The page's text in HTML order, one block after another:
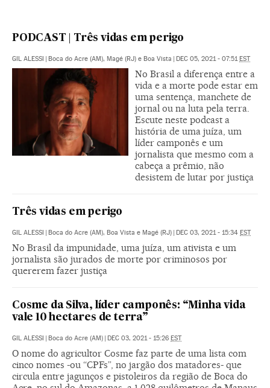
PODCAST | Três vidas em perigo
GIL ALESSI Boca do Acre (AM), Magé (RJ) e Boa Vista DEC 05, 2021 - 07:51 EST
No Brasil a diferença entre a
vida e a morte pode estar em
uma sentença, manchete de
jornal ou na luta pela terra.
Escute neste podcast a
história de uma juíza, um
líder camponês e um
jornalista que mesmo com a
cabeça a prêmio, não
desistem de lutar por justiça
Três vidas em perigo
GIL ALESSI Boca do Acre (AM), Boa Vista e Magé (RJ) DEC 03, 2021 - 15:34 EST
No Brasil da impunidade, uma juíza, um ativista e um
jornalista são jurados de morte por criminosos por
quererem fazer justiça
Cosme da Silva, líder camponês: “Minha vida
vale 10 hectares de terra”
GIL ALESSI Boca do Acre (AM) DEC 03, 2021 - 15:26 EST
O nome do agricultor Cosme faz parte de uma lista com
cinco nomes -ou “CPFs”, no jargão dos matadores- que
circula entre jagunços e pistoleiros da região de Boca do